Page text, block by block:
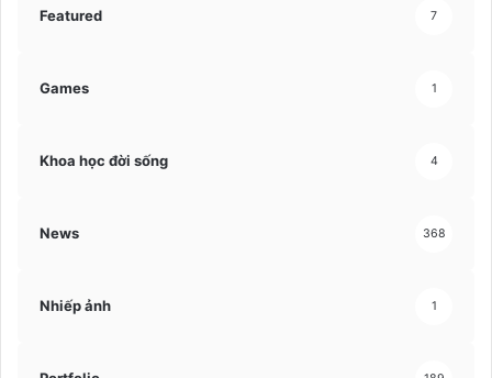
Featured 7
Games 1
Khoa học đời sống 4
News 368
Nhiếp ảnh 1